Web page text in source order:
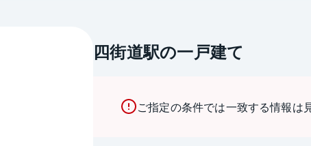
四街道駅の一戸建て
ご指定の条件では一致する情報は